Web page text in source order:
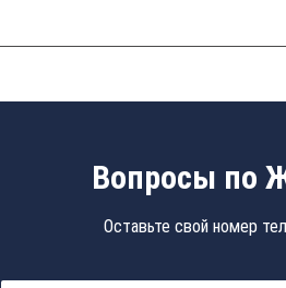
Вопросы по
Оставьте свой номер